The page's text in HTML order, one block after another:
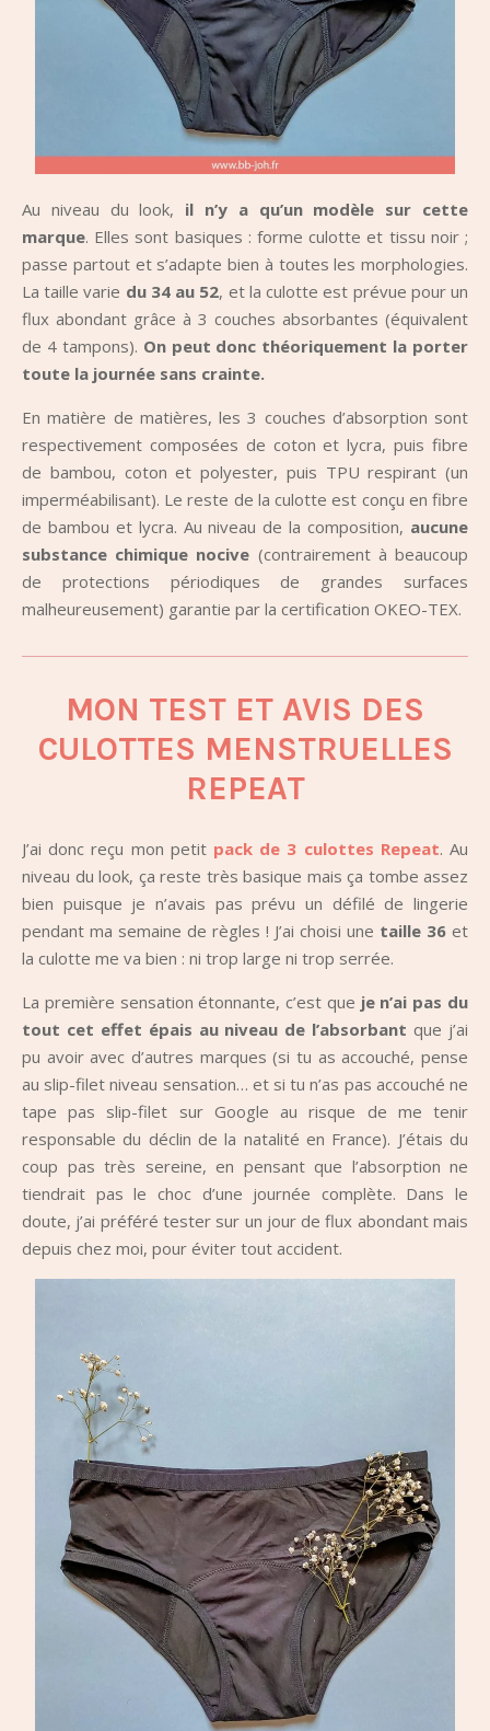
Au niveau du look, il n’y a qu’un modèle sur cette
marque. Elles sont basiques : forme culotte et tissu noir ;
passe partout et s’adapte bien à toutes les morphologies.
La taille varie du 34 au 52, et la culotte est prévue pour un
flux abondant grâce à 3 couches absorbantes (équivalent
de 4 tampons). On peut donc théoriquement la porter
toute la journée sans crainte.
En matière de matières, les 3 couches d’absorption sont
respectivement composées de coton et lycra, puis fibre
de bambou, coton et polyester, puis TPU respirant (un
imperméabilisant). Le reste de la culotte est conçu en fibre
de bambou et lycra. Au niveau de la composition, aucune
substance chimique nocive (contrairement à beaucoup
de protections périodiques de grandes surfaces
malheureusement) garantie par la certification OKEO-TEX.
MON TEST ET AVIS DES
CULOTTES MENSTRUELLES
REPEAT
J’ai donc reçu mon petit pack de 3 culottes Repeat. Au
niveau du look, ça reste très basique mais ça tombe assez
bien puisque je n’avais pas prévu un défilé de lingerie
pendant ma semaine de règles ! J’ai choisi une taille 36 et
la culotte me va bien : ni trop large ni trop serrée.
La première sensation étonnante, c’est que je n’ai pas du
tout cet effet épais au niveau de l’absorbant que j’ai
pu avoir avec d’autres marques (si tu as accouché, pense
au slip-filet niveau sensation… et si tu n’as pas accouché ne
tape pas slip-filet sur Google au risque de me tenir
responsable du déclin de la natalité en France). J’étais du
coup pas très sereine, en pensant que l’absorption ne
tiendrait pas le choc d’une journée complète. Dans le
doute, j’ai préféré tester sur un jour de flux abondant mais
depuis chez moi, pour éviter tout accident.